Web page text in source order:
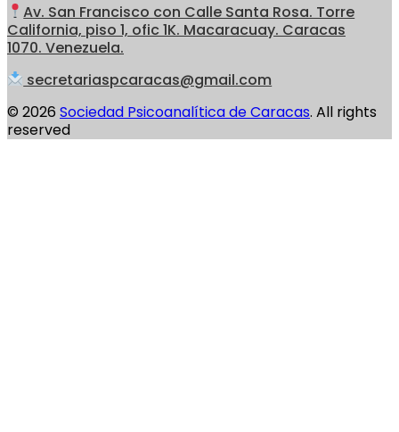
Av. San Francisco con Calle Santa Rosa. Torre
California, piso 1, ofic 1K. Macaracuay. Caracas
1070. Venezuela.
secretariaspcaracas@gmail.com
© 2026 Sociedad Psicoanalítica de Caracas. All rights
reserved